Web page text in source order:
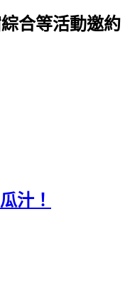
合等活動邀約
汁！